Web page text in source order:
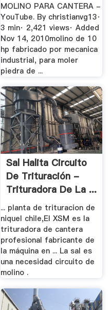
MOLINO PARA CANTERA -
YouTube. By christianvg13·
3 min· 2,421 views· Added
Nov 14, 2010molino de 10
hp fabricado por mecanica
industrial, para moler
piedra de ...
Sal Halita Circuito
De Trituración -
Trituradora De La ...
... planta de trituracion de
niquel chile,El XSM es la
trituradora de cantera
profesional fabricante de
la máquina en ... La sal es
una necesidad circuito de
molino .